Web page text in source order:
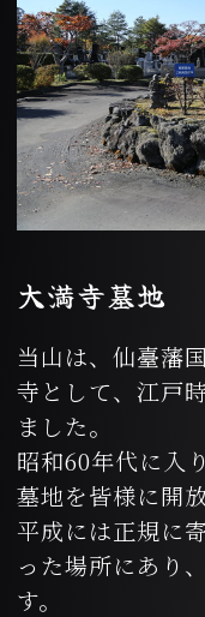
大満寺墓地
当山は、仙臺藩
寺として、江戸
ました。
昭和60年代に入
墓地を皆様に開
平成には正規に
った場所にあり
す。